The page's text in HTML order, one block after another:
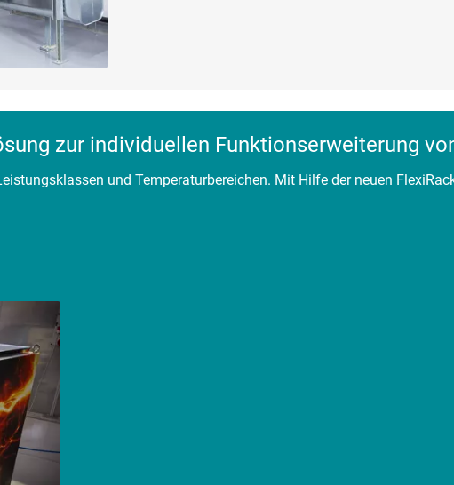
zur individuellen Funktionserweiterung
und Temperaturbereichen. Mit Hilfe der neuen